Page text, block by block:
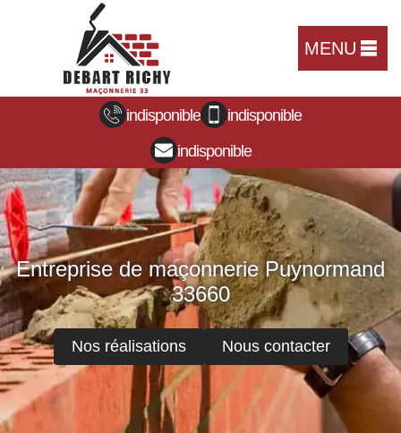
MENU
indisponible
indisponible
indisponible
Entreprise de maçonnerie Puynormand
33660
Nos réalisations Nous contacter